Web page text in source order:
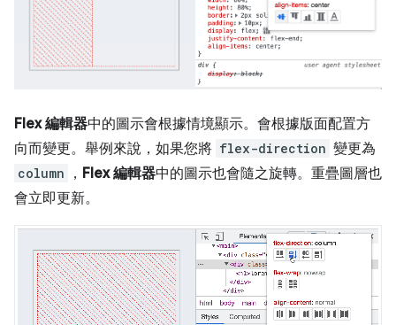
Flex 編輯器中的圖示會根據情境顯示。會根據版面配置方
向而變更。舉例來說，如果您將 flex-direction 變更為
column ， Flex 編輯器中的圖示也會隨之旋轉。重疊圖層也
會立即更新。